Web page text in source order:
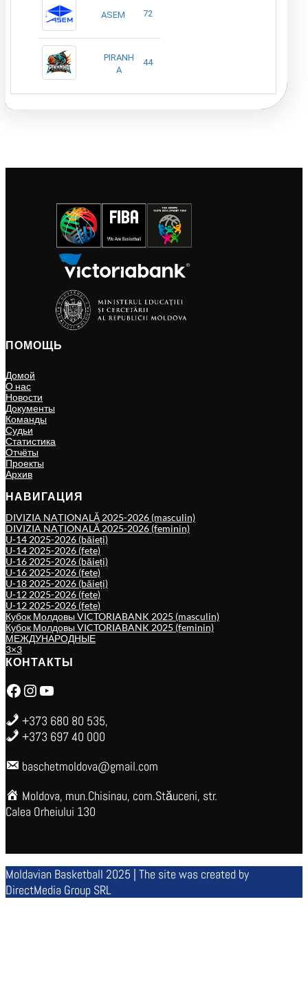
ASEM 72
PIRANH
A
44
ПОМОЩЬ
Домой
О нас
Новости
Документы
Команды
Судьи
Статистика
Отчёты
Проекты
Архив
НАВИГАЦИЯ
DIVIZIA NAȚIONALĂ 2025-2026 (masculin)
DIVIZIA NAȚIONALĂ 2025-2026 (feminin)
U-14 2025-2026 (băieți)
U-14 2025-2026 (fete)
U-16 2025-2026 (băieți)
U-16 2025-2026 (fete)
U-18 2025-2026 (băieți)
U-12 2025-2026 (fete)
U-12 2025-2026 (fete)
Кубок Молдовы VICTORIABANK 2025 (masculin)
Кубок Молдовы VICTORIABANK 2025 (feminin)
МЕЖДУНАРОДНЫЕ
3×3
КОНТАКТЫ
Facebook Instagram YouTube
+373 680 80 535,
+373 697 40 000
baschetmoldova@gmail.com
Moldova, mun.Chisinau, com.Stăuceni, str.
Calea Orheiului 130
Moldavian Basketball 2025 | The site was created by
DirectMedia Group SRL